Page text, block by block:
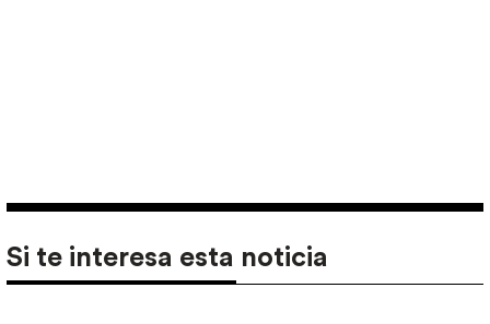
Si te interesa esta noticia